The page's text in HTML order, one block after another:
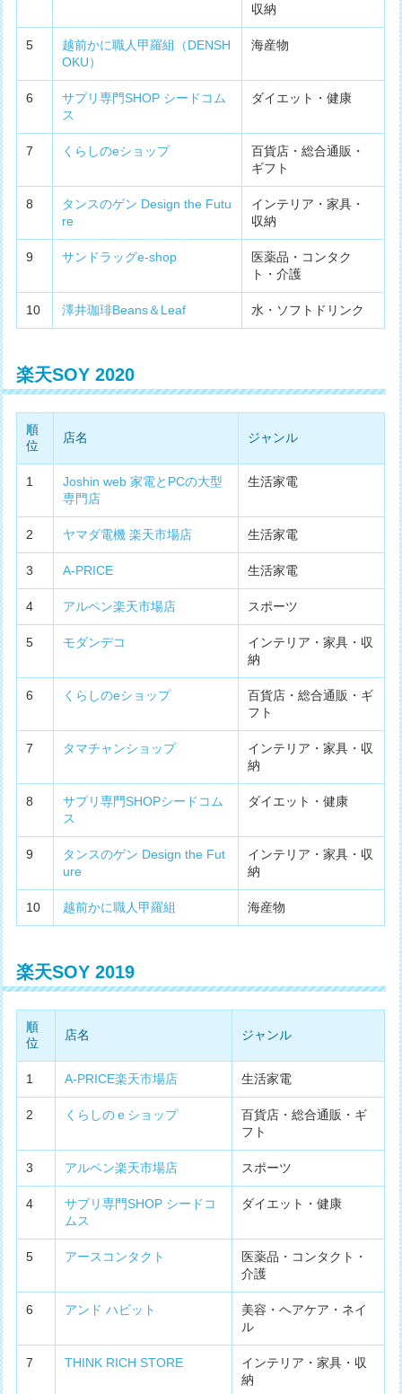
収納
5
越前かに職人甲羅組（DENSH
OKU）
海産物
6
サプリ専門SHOP シードコム
ス
ダイエット・健康
7 くらしのeショップ
百貨店・総合通販・
ギフト
8
タンスのゲン Design the Futu
re
インテリア・家具・
収納
9 サンドラッグe-shop
医薬品・コンタク
ト・介護
10 澤井珈琲Beans＆Leaf 水・ソフトドリンク
楽天SOY 2020
順
位
店名 ジャンル
1
Joshin web 家電とPCの大型
専門店
生活家電
2 ヤマダ電機 楽天市場店 生活家電
3 A-PRICE 生活家電
4 アルペン楽天市場店 スポーツ
5 モダンデコ
インテリア・家具・収
納
6 くらしのeショップ
百貨店・総合通販・ギ
フト
7 タマチャンショップ
インテリア・家具・収
納
8
サプリ専門SHOPシードコム
ス
ダイエット・健康
9
タンスのゲン Design the Fut
ure
インテリア・家具・収
納
10 越前かに職人甲羅組 海産物
楽天SOY 2019
順
位
店名 ジャンル
1 A-PRICE楽天市場店 生活家電
2 くらしのｅショップ
百貨店・総合通販・ギ
フト
3 アルペン楽天市場店 スポーツ
4
サプリ専門SHOP シードコ
ムス
ダイエット・健康
5 アースコンタクト
医薬品・コンタクト・
介護
6 アンド ハビット
美容・ヘアケア・ネイ
ル
7 THINK RICH STORE
インテリア・家具・収
納